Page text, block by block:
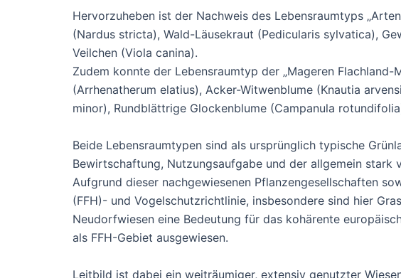
Hervorzuheben ist der Nachweis des Lebensraumtyps
(Nardus stricta), Wald-Läusekraut (Pedicularis sylvatica),
Veilchen (Viola canina).
Zudem konnte der Lebensraumtyp der „Mageren
(Arrhenatherum elatius), Acker-Witwenblume (Knautia
minor), Rundblättrige Glockenblume (Campanula
Beide Lebensraumtypen sind als ursprünglich typische
Bewirtschaftung, Nutzungsaufgabe und der allgemein stark
Aufgrund dieser nachgewiesenen Pflanzengesellschaften
(FFH)- und Vogelschutzrichtlinie, insbesondere sind hier
Neudorfwiesen eine Bedeutung für das kohärente
als FFH-Gebiet ausgewiesen.
Leitbild ist dabei ein weiträumiger, extensiv genutzter